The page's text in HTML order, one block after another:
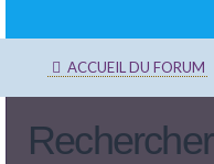
ACCUEIL DU FORUM
Rechercher